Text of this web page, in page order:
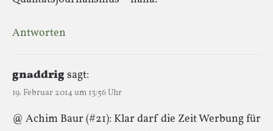
Antworten
gnaddrigsagt:
19. Februar 2014 um 13:56 Uhr
@ Achim Baur (#21): Klar darf die Zeit Werbung für